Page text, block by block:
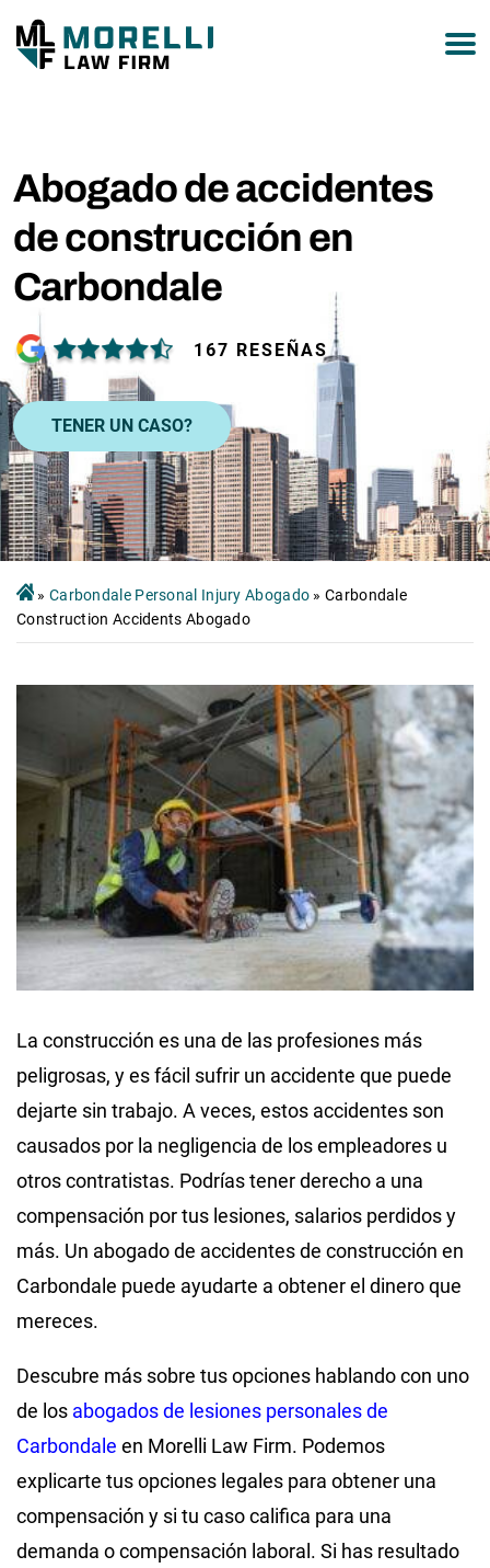
Abogado de accidentes
de construcción en
Carbondale
167 RESEÑAS
TENER UN CASO?
» Carbondale Personal Injury Abogado »Carbondale
Construction Accidents Abogado
La construcción es una de las profesiones más
peligrosas, y es fácil sufrir un accidente que puede
dejarte sin trabajo. A veces, estos accidentes son
causados por la negligencia de los empleadores u
otros contratistas. Podrías tener derecho a una
compensación por tus lesiones, salarios perdidos y
más. Un abogado de accidentes de construcción en
Carbondale puede ayudarte a obtener el dinero que
mereces.
Descubre más sobre tus opciones hablando con uno
de los abogados de lesiones personales de
Carbondale en Morelli Law Firm. Podemos
explicarte tus opciones legales para obtener una
compensación y si tu caso califica para una
demanda o compensación laboral. Si has resultado